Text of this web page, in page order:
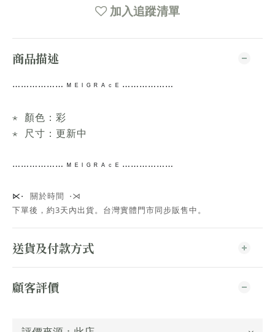
加入追蹤清單
商品描述
⋯⋯ ⋯⋯⋯⋯ ᴹ ᴱ ᴵ ᴳ ᴿ ᴬ ᶜ ᴱ ⋯⋯⋯⋯ ⋯⋯
⋆ 顏色：彩
⋆ 尺寸：更新中
⋯⋯ ⋯⋯⋯⋯ ᴹ ᴱ ᴵ ᴳ ᴿ ᴬ ᶜ ᴱ ⋯⋯⋯⋯ ⋯⋯
⋉⋅ 關於時間 ⋅⋊
下單後，約3天內出貨。台灣實體門市同步販售中。
送貨及付款方式
顧客評價